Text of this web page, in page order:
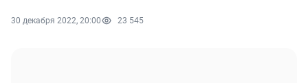
30 декабря 2022, 20:00 23 545